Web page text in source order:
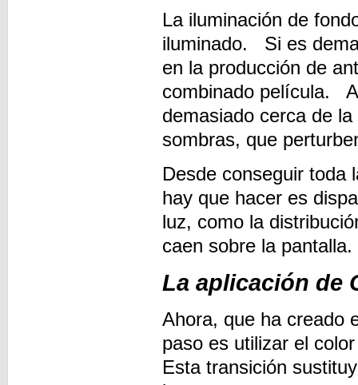
La iluminación de
iluminado. Si es
en la producción de
combinado película.
demasiado cerca de
sombras, que
Desde conseguir toda
hay que hacer es
luz, como la
caen sobre la pantalla.
La aplicación de
Ahora, que ha creado
paso es utilizar el
Esta transición